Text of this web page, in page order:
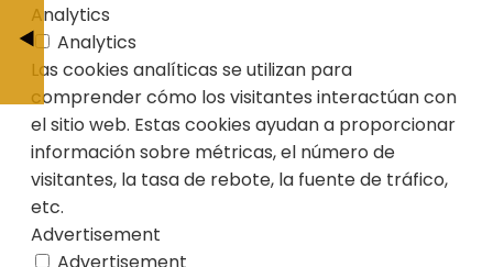
Analytics
Analytics
Las cookies analíticas se utilizan para
comprender cómo los visitantes interactúan con
el sitio web. Estas cookies ayudan a proporcionar
información sobre métricas, el número de
visitantes, la tasa de rebote, la fuente de tráfico,
etc.
Advertisement
Advertisement
Concierto de BSO de terror en «La